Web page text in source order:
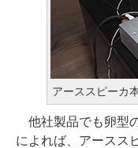
アーススピーカ
他社製品でも卵型
によれば、アースス